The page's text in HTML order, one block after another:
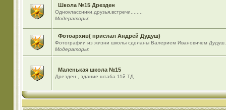
Школа №15 Дрезден
Одноклассники,друзья,встречи........
Модераторы:
Фотоархив( прислал Андрей Дудуш)
Фотографии из жизни школы сделаны Валерием Ивановичем Дудуш.
Модераторы:
Маленькая школа №15
Дрезден , здание штаба 11й ТД